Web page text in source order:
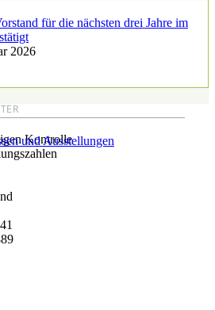
für die nächsten drei Jahre im
2026
Kontrolle